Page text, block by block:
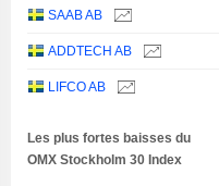
SAAB AB
ADDTECH AB
LIFCO AB
Les plus fortes baisses du
OMX Stockholm 30 Index